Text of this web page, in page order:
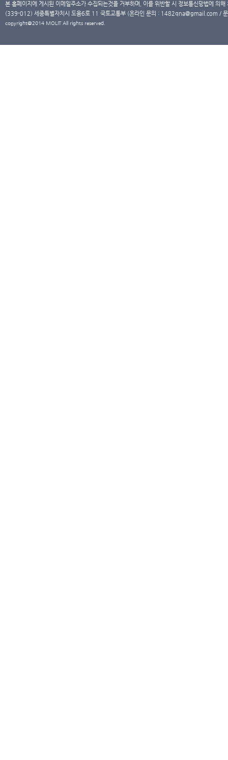
본 홈페이지에 게시된 이메일주소가 수집되는것을 거부하며, 이를 위반할 시 정보통신망법에 의
(339-012) 세종특별자치시 도움6로 11 국토교통부 (온라인 문의 : 1482qna@gmail.com /
copyright@2014 MOLIT All rights reserved.